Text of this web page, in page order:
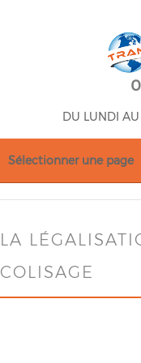
DU LUNDI
Sélectionner une page
LA
COLISAGE